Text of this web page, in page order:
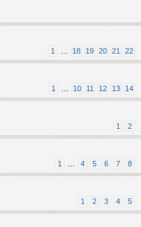
1 … 18 19 20 21 22
1 … 10 11 12 13 14
1 2
1 … 4 5 6 7 8
1 2 3 4 5